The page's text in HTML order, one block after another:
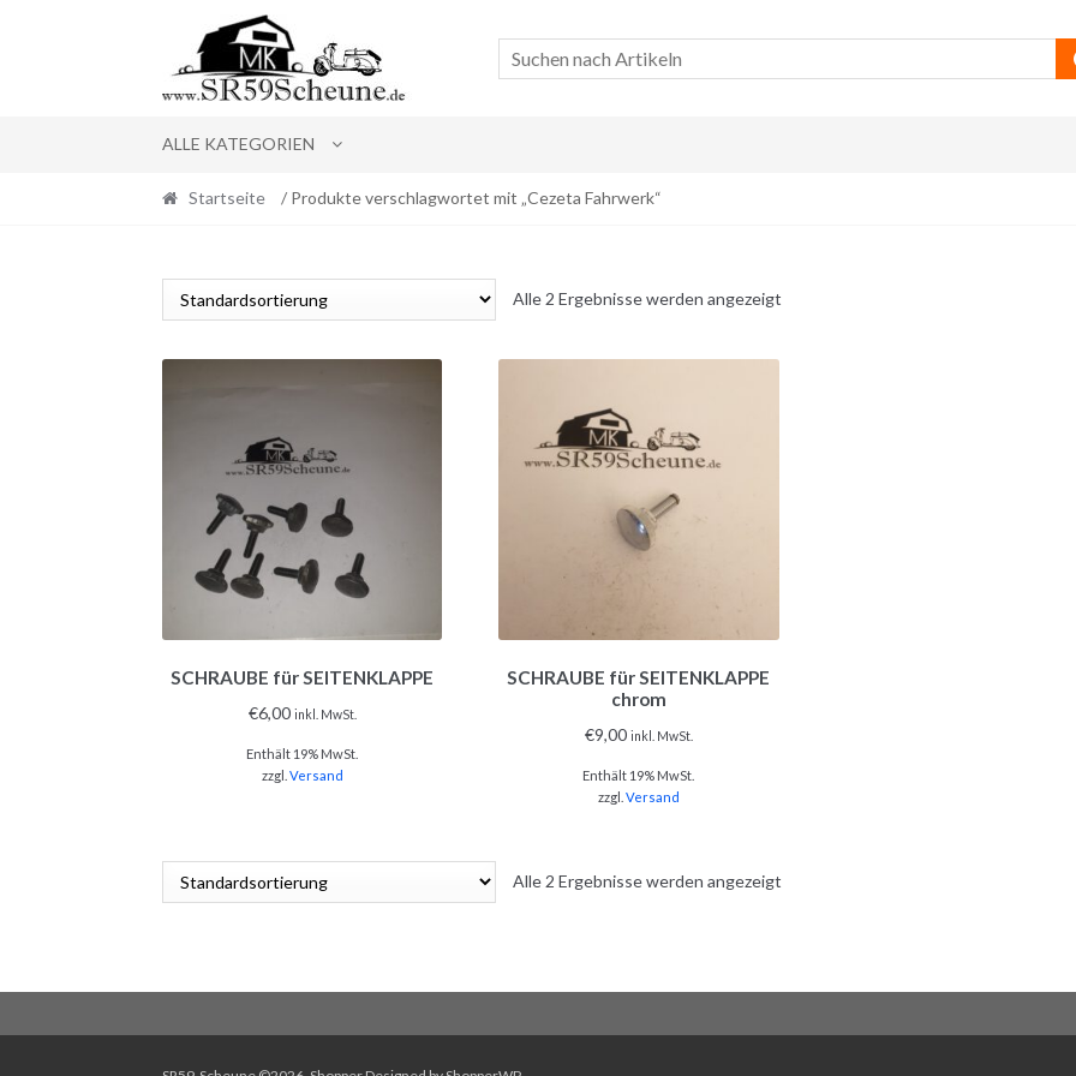
navigation
content
ALLE KATEGORIEN
Startseite / Produkte verschlagwortet mit „Cezeta Fahrwerk“
Alle 2 Ergebnisse werden angezeigt
SCHRAUBE für SEITENKLAPPE
€6,00 inkl. MwSt.
Enthält 19% MwSt.
zzgl. Versand
SCHRAUBE für SEITENKLAPPE
chrom
€9,00 inkl. MwSt.
Enthält 19% MwSt.
zzgl. Versand
Alle 2 Ergebnisse werden angezeigt